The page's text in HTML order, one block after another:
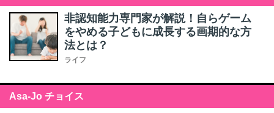
非認知能力専門家が解説！自らゲーム
をやめる子どもに成長する画期的な方
法とは？
ライフ
Asa-Jo チョイス